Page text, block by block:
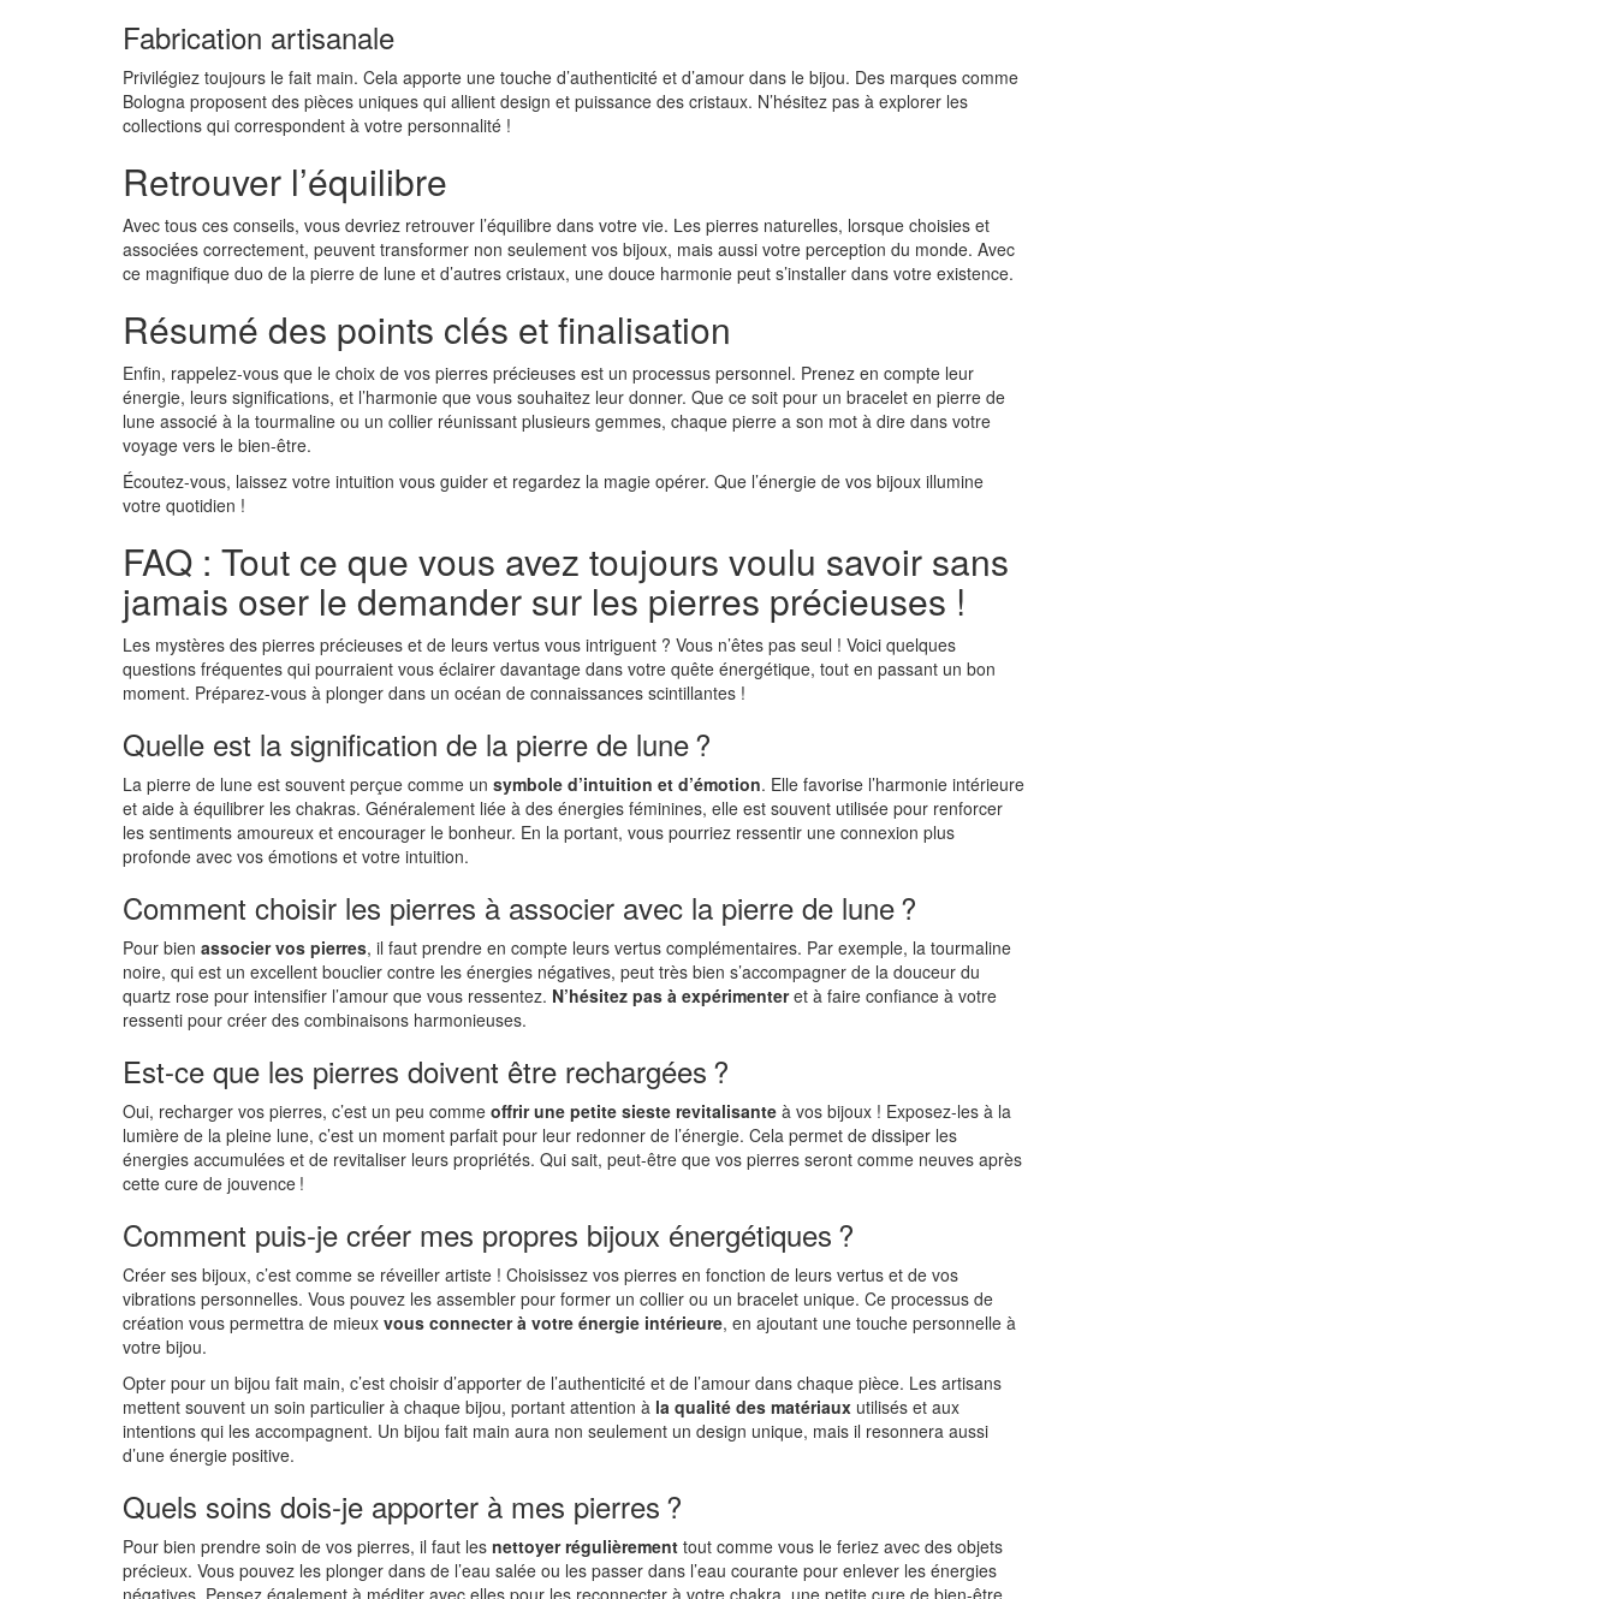
Fabrication artisanale
Privilégiez toujours le fait main. Cela apporte une touche d’authenticité et d’amour dans le bijou. Des marques comme
Bologna proposent des pièces uniques qui allient design et puissance des cristaux. N’hésitez pas à explorer les
collections qui correspondent à votre personnalité !
Retrouver l’équilibre
Avec tous ces conseils, vous devriez retrouver l’équilibre dans votre vie. Les pierres naturelles, lorsque choisies et
associées correctement, peuvent transformer non seulement vos bijoux, mais aussi votre perception du monde. Avec
ce magnifique duo de la pierre de lune et d’autres cristaux, une douce harmonie peut s’installer dans votre existence.
Résumé des points clés et finalisation
Enfin, rappelez-vous que le choix de vos pierres précieuses est un processus personnel. Prenez en compte leur
énergie, leurs significations, et l’harmonie que vous souhaitez leur donner. Que ce soit pour un bracelet en pierre de
lune associé à la tourmaline ou un collier réunissant plusieurs gemmes, chaque pierre a son mot à dire dans votre
voyage vers le bien-être.
Écoutez-vous, laissez votre intuition vous guider et regardez la magie opérer. Que l’énergie de vos bijoux illumine
votre quotidien !
FAQ : Tout ce que vous avez toujours voulu savoir sans
jamais oser le demander sur les pierres précieuses !
Les mystères des pierres précieuses et de leurs vertus vous intriguent ? Vous n’êtes pas seul ! Voici quelques
questions fréquentes qui pourraient vous éclairer davantage dans votre quête énergétique, tout en passant un bon
moment. Préparez-vous à plonger dans un océan de connaissances scintillantes !
Quelle est la signification de la pierre de lune ?
La pierre de lune est souvent perçue comme un symbole d’intuition et d’émotion. Elle favorise l’harmonie intérieure
et aide à équilibrer les chakras. Généralement liée à des énergies féminines, elle est souvent utilisée pour renforcer
les sentiments amoureux et encourager le bonheur. En la portant, vous pourriez ressentir une connexion plus
profonde avec vos émotions et votre intuition.
Comment choisir les pierres à associer avec la pierre de lune ?
Pour bien associer vos pierres, il faut prendre en compte leurs vertus complémentaires. Par exemple, la tourmaline
noire, qui est un excellent bouclier contre les énergies négatives, peut très bien s’accompagner de la douceur du
quartz rose pour intensifier l’amour que vous ressentez. N’hésitez pas à expérimenteret à faire confiance à votre
ressenti pour créer des combinaisons harmonieuses.
Est-ce que les pierres doivent être rechargées ?
Oui, recharger vos pierres, c’est un peu comme offrir une petite sieste revitalisante à vos bijoux ! Exposez-les à la
lumière de la pleine lune, c’est un moment parfait pour leur redonner de l’énergie. Cela permet de dissiper les
énergies accumulées et de revitaliser leurs propriétés. Qui sait, peut-être que vos pierres seront comme neuves après
cette cure de jouvence !
Comment puis-je créer mes propres bijoux énergétiques ?
Créer ses bijoux, c’est comme se réveiller artiste ! Choisissez vos pierres en fonction de leurs vertus et de vos
vibrations personnelles. Vous pouvez les assembler pour former un collier ou un bracelet unique. Ce processus de
création vous permettra de mieux vous connecter à votre énergie intérieure, en ajoutant une touche personnelle à
votre bijou.
Opter pour un bijou fait main, c’est choisir d’apporter de l’authenticité et de l’amour dans chaque pièce. Les artisans
mettent souvent un soin particulier à chaque bijou, portant attention à la qualité des matériaux utilisés et aux
intentions qui les accompagnent. Un bijou fait main aura non seulement un design unique, mais il resonnera aussi
d’une énergie positive.
Quels soins dois-je apporter à mes pierres ?
Pour bien prendre soin de vos pierres, il faut les nettoyer régulièrement tout comme vous le feriez avec des objets
précieux. Vous pouvez les plonger dans de l’eau salée ou les passer dans l’eau courante pour enlever les énergies